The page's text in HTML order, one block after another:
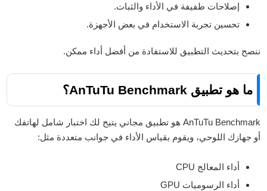
إصلاحات طفيفة في الأداء والثبات.
تحسين تجربة الاستخدام في بعض الأجهزة.
ننصح بتحديث التطبيق للاستفادة من أفضل أداء ممكن.
ما هو تطبيق AnTuTu Benchmark؟
AnTuTu Benchmark هو تطبيق مجاني يتيح لك اختبار شامل لهاتفك
أو جهازك اللوحي، ويقوم بقياس الأداء في جوانب متعددة مثل:
أداء المعالج CPU
أداء الرسوميات GPU